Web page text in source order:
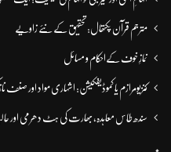
مترجم قرآن پکتھال: تحقیق کے نئے زاویے
نمازِ خوف کےاحکام و مسائل
کنزیومرازم یا کموڈیفکیشن: اشہاری مواد اور صنف
سندھ طاس معاہدہ، بھارت کی ہٹ دھرمی اور